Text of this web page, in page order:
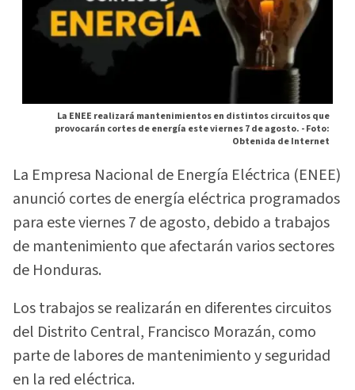
La ENEE realizará mantenimientos en distintos circuitos que
provocarán cortes de energía este viernes 7 de agosto. -Foto:
Obtenida de Internet
La Empresa Nacional de Energía Eléctrica (ENEE)
anunció cortes de energía eléctrica programados
para este viernes 7 de agosto, debido a trabajos
de mantenimiento que afectarán varios sectores
de Honduras.
Los trabajos se realizarán en diferentes circuitos
del Distrito Central, Francisco Morazán, como
parte de labores de mantenimiento y seguridad
en la red eléctrica.